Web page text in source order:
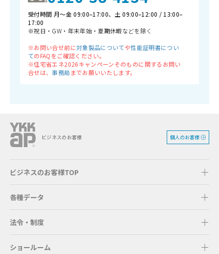
受付時間 月〜金 09:00–17:00、土 09:00–12:00 / 13:00–
17:00
※祝日・GW・年末年始・夏期休暇などを除く
※お問い合せ前に対象製品についてや性能証明書につい
てのFAQをご確認ください。
※住宅省エネ2026キャンペーンそのものに関するお問い
合せは、事務局 までお願いいたします。
ビジネスのお客様 個人のお客様
ビジネスのお客様TOP
各種データ
法令・制度
ショールーム